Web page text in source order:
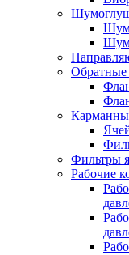
Обратные
Фильтры
Рабочие